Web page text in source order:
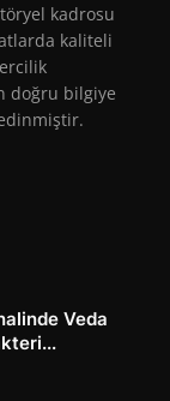
kadrosu
kaliteli
doğru bilgiye
Veda